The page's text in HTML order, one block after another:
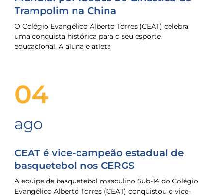
Trampolim na China
O Colégio Evangélico Alberto Torres (CEAT) celebra
uma conquista histórica para o seu esporte
educacional. A aluna e atleta
04
ago
CEAT é vice-campeão estadual de
basquetebol nos CERGS
A equipe de basquetebol masculino Sub-14 do Colégio
Evangélico Alberto Torres (CEAT) conquistou o vice-